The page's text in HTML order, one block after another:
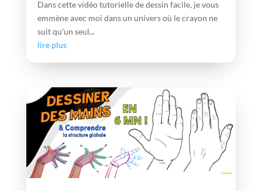
Dans cette vidéo tutorielle de dessin facile, je vous
emmène avec moi dans un univers où le crayon ne
suit qu'un seul...
lire plus